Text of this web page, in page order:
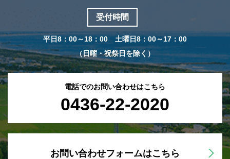
受付時間
平日8：00～18：00 土曜日8：00～17：00
（日曜・祝祭日を除く）
電話でのお問い合わせはこちら
0436-22-2020
お問い合わせフォームはこちら